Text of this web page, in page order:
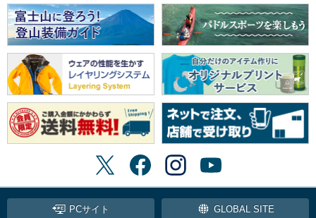
PCサイト GLOBAL SITE